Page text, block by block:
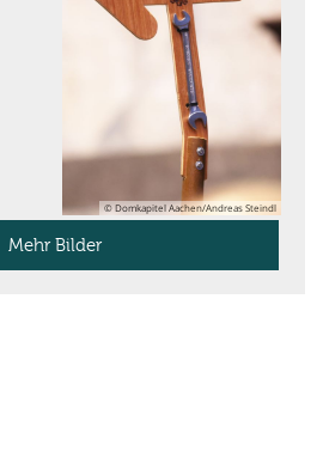
© Domkapitel Aachen/Andreas Steindl
Mehr Bilder